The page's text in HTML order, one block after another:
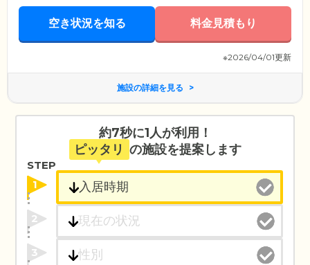
空き状況を知る 料金見積もり
※2026/04/01更新
施設の詳細を見る
約7秒に1人が利用！
ピッタリ の施設を提案します
STEP
1
2
3